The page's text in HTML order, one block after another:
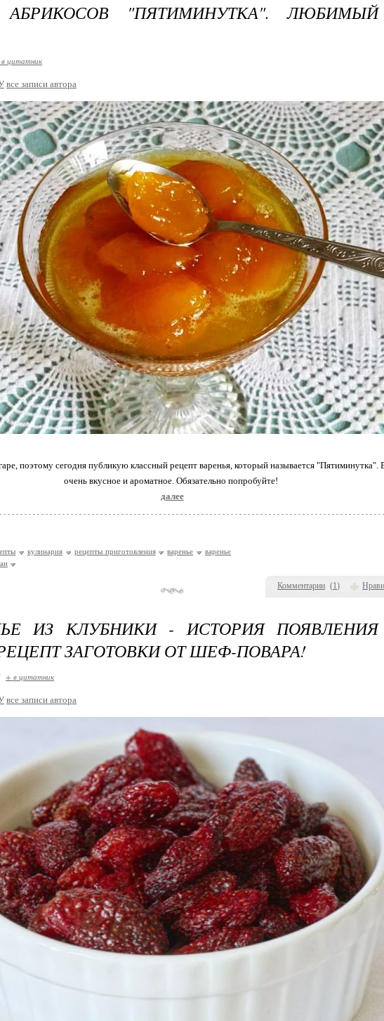
Комментарии (1)
"ПЯТИМИНУТКА". ЛЮБИМЫЙ
цитатник
все записи автора
поэтому сегодня публикую классный рецепт варенья, который называется "Пятиминутка".
очень вкусное и ароматное. Обязательно попробуйте!
далее
кулинария рецепты приготовления варенье
варенье
ИЗ КЛУБНИКИ - ИСТОРИЯ ПОЯВЛЕНИЯ
ЗАГОТОВКИ ОТ ШЕФ-ПОВАРА!
+ в цитатник
все записи автора